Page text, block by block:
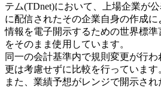
テム(TDnet)において、上場企業が
に配信されたその企業自身の作成
情報を電子開示するための世界標
をそのまま使用しています。
同一の会計基準内で規則変更が行
更は考慮せずに比較を行っています
また、業績予想がレンジで開示さ